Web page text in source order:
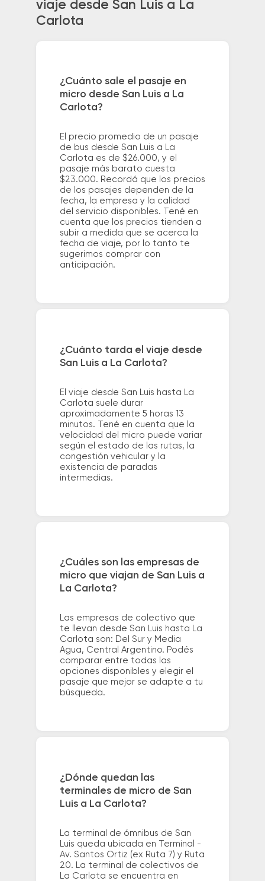
viaje desde San Luis a La
Carlota
¿Cuánto sale el pasaje en
micro desde San Luis a La
Carlota?
El precio promedio de un pasaje
de bus desde San Luis a La
Carlota es de $26.000, y el
pasaje más barato cuesta
$23.000. Recordá que los precios
de los pasajes dependen de la
fecha, la empresa y la calidad
del servicio disponibles. Tené en
cuenta que los precios tienden a
subir a medida que se acerca la
fecha de viaje, por lo tanto te
sugerimos comprar con
anticipación.
¿Cuánto tarda el viaje desde
San Luis a La Carlota?
El viaje desde San Luis hasta La
Carlota suele durar
aproximadamente 5 horas 13
minutos. Tené en cuenta que la
velocidad del micro puede variar
según el estado de las rutas, la
congestión vehicular y la
existencia de paradas
intermedias.
¿Cuáles son las empresas de
micro que viajan de San Luis a
La Carlota?
Las empresas de colectivo que
te llevan desde San Luis hasta La
Carlota son: Del Sur y Media
Agua, Central Argentino. Podés
comparar entre todas las
opciones disponibles y elegir el
pasaje que mejor se adapte a tu
búsqueda.
¿Dónde quedan las
terminales de micro de San
Luis a La Carlota?
La terminal de ómnibus de San
Luis queda ubicada en Terminal -
Av. Santos Ortiz (ex Ruta 7) y Ruta
20. La terminal de colectivos de
La Carlota se encuentra en